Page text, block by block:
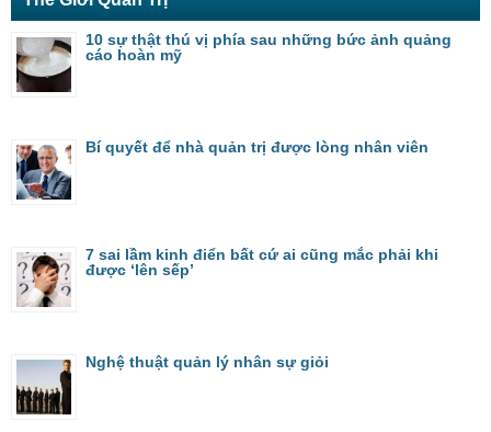
10 sự thật thú vị phía sau những bức ảnh quảng
cáo hoàn mỹ
Bí quyết để nhà quản trị được lòng nhân viên
7 sai lầm kinh điển bất cứ ai cũng mắc phải khi
được ‘lên sếp’
Nghệ thuật quản lý nhân sự giỏi